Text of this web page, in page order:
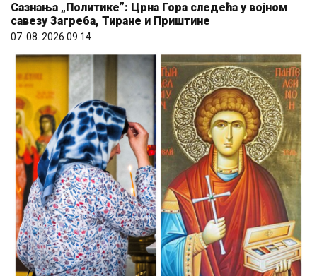
Сазнања „Политике”: Црна Гора следећа у војном
савезу Загреба, Тиране и Приштине
07. 08. 2026 09:14